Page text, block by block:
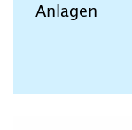
Anlagen